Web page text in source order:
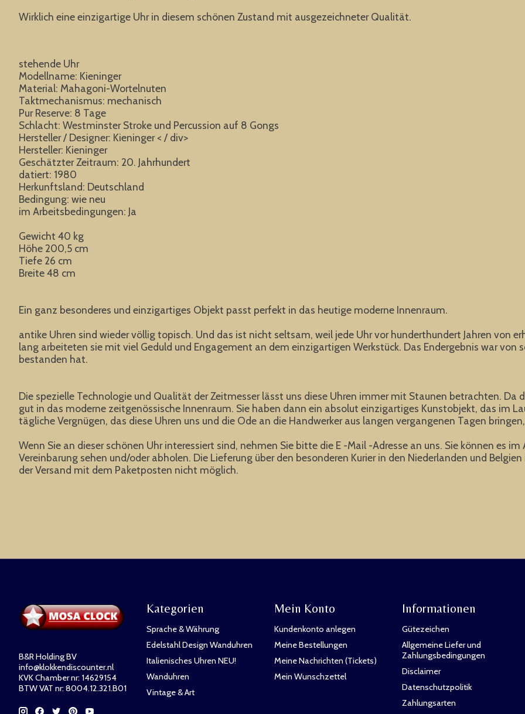
Wirklich eine einzigartige Uhr in diesem schönen Zustand mit ausgezeichneter Qualität.
stehende Uhr
Modellname: Kieninger
Material: Mahagoni-Wortelnuten
Taktmechanismus: mechanisch
Pur Reserve: 8 Tage
Schlacht: Westminster Stroke und Percussion auf 8 Gongs
Hersteller / Designer: Kieninger < / div>
Hersteller: Kieninger
Geschätzter Zeitraum: 20. Jahrhundert
datiert: 1980
Herkunftsland: Deutschland
Bedingung: wie neu
im Arbeitsbedingungen: Ja
Gewicht 40 kg
Höhe 200,5 cm
Tiefe 26 cm
Breite 48 cm
Ein ganz besonderes und einzigartiges Objekt passt perfekt in das heutige moderne Innenraum.
antike Uhren sind wieder völlig topisch. Und das ist nicht seltsam, weil jede Uhr vor hunderthundert Jahren von
lang arbeiteten sie mit viel Geduld und Engagement an dem einzigartigen Werkstück. Das Endergebnis war von
bestanden hat.
Die spezielle Technologie und Qualität der Zeitmesser lässt uns diese Uhren immer mit Staunen betrachten. Da
gut in das moderne zeitgenössische Innenraum. Sie haben dann ein absolut einzigartiges Kunstobjekt, das im
tägliche Vergnügen, das diese Uhren uns und die Ode an die Handwerker aus langen vergangenen Tagen
Wenn Sie an dieser schönen Uhr interessiert sind, nehmen Sie bitte die E -Mail -Adresse an uns. Sie können es
Vereinbarung sehen und/oder abholen. Die Lieferung über den besonderen Kurier in den Niederlanden und
der Versand mit dem Paketposten nicht möglich.
B&R Holding BV
info@klokkendiscounter.nl
KVK Chamber nr: 14629154
BTW VAT nr: 8004.12.321.B01
Kategorien
Sprache & Währung
Edelstahl Design Wanduhren
Italienisches Uhren NEU!
Wanduhren
Vintage & Art
Mein Konto
Kundenkonto anlegen
Meine Bestellungen
Meine Nachrichten (Tickets)
Mein Wunschzettel
Informationen
Gütezeichen
Allgemeine Liefer und
Zahlungsbedingungen
Disclaimer
Datenschutzpolitik
Zahlungsarten